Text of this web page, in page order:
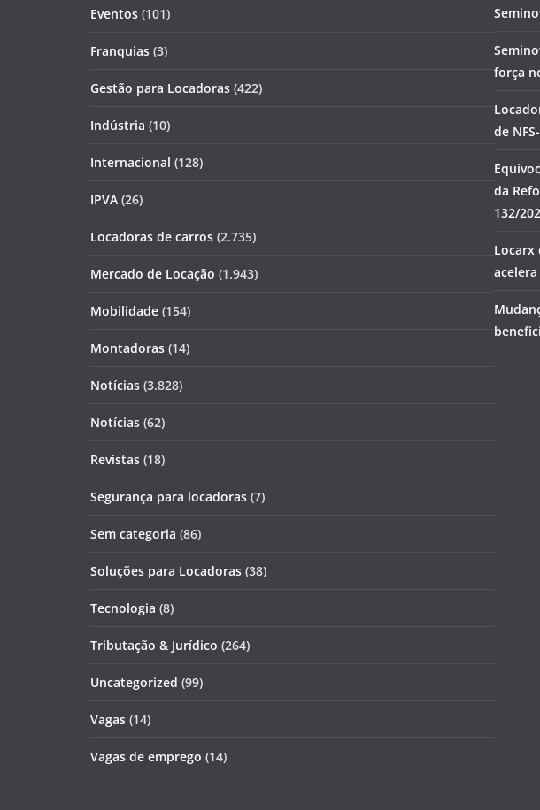
Eventos (101)
Franquias (3)
Gestão para Locadoras (422)
Indústria (10)
Internacional (128)
IPVA (26)
Locadoras de carros (2.735)
Mercado de Locação (1.943)
Mobilidade (154)
Montadoras (14)
Notícias (3.828)
Notícias (62)
Revistas (18)
Segurança para locadoras (7)
Sem categoria (86)
Soluções para Locadoras (38)
Tecnologia (8)
Tributação & Jurídico (264)
Uncategorized (99)
Vagas (14)
Vagas de emprego (14)
força
de
da
132/
Locarx